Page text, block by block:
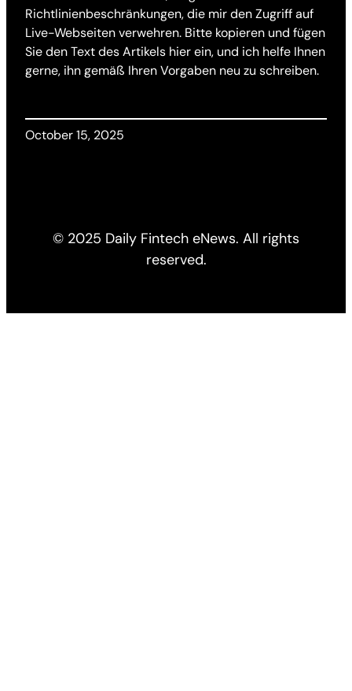
Richtlinienbeschränkungen, die mir den Zugriff auf
Live-Webseiten verwehren. Bitte kopieren und fügen
Sie den Text des Artikels hier ein, und ich helfe Ihnen
gerne, ihn gemäß Ihren Vorgaben neu zu schreiben.
October 15, 2025
© 2025 Daily Fintech eNews. All rights
reserved.